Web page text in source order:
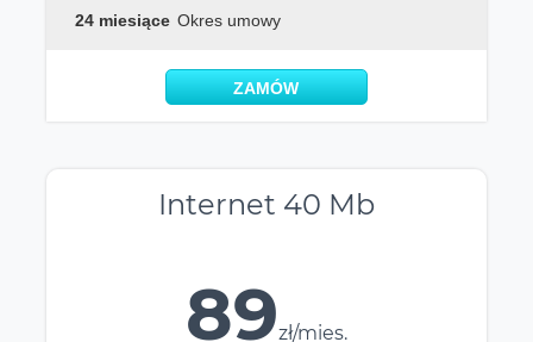
24 miesiące Okres umowy
ZAMÓW
Internet 40 Mb
89zł/mies.